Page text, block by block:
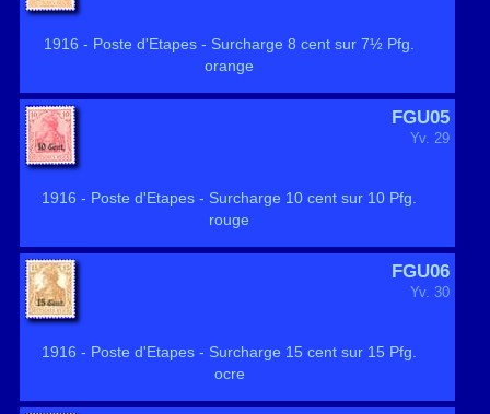
1916 - Poste d'Etapes - Surcharge 8 cent sur 7½ Pfg.
orange
FGU05
Yv. 29
1916 - Poste d'Etapes - Surcharge 10 cent sur 10 Pfg.
rouge
FGU06
Yv. 30
1916 - Poste d'Etapes - Surcharge 15 cent sur 15 Pfg.
ocre